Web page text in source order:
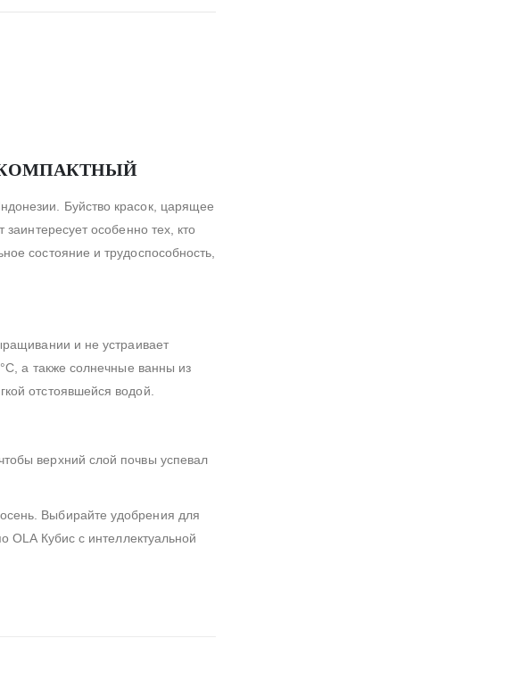
КОМПАКТНЫЙ
Буйство красок, царящее
особенно тех, кто
состояние и трудоспособность,
и не устраивает
а также солнечные ванны из
отстоявшейся водой.
верхний слой почвы успевал
Выбирайте удобрения для
OLA Кубис с интеллектуальной